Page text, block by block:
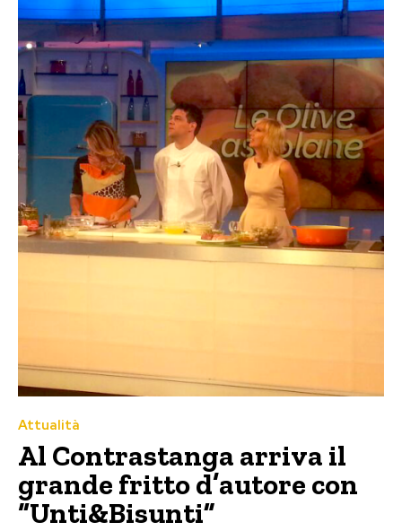
Attualità
Al Contrastanga arriva il
grande fritto d’autore con
“Unti&Bisunti”